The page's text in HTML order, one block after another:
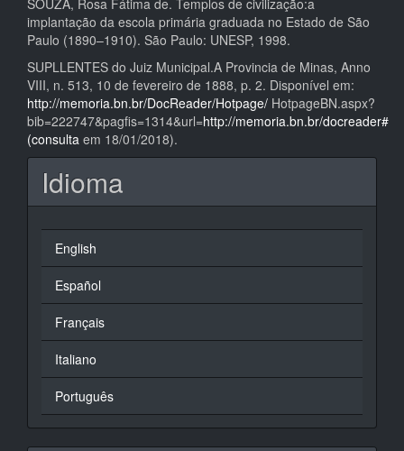
SOUZA, Rosa Fátima de. Templos de civilização:a
implantação da escola primária graduada no Estado de São
Paulo (1890–1910). São Paulo: UNESP, 1998.
SUPLLENTES do Juiz Municipal.A Provincia de Minas, Anno
VIII, n. 513, 10 de fevereiro de 1888, p. 2. Disponível em:
http://memoria.bn.br/DocReader/Hotpage/ HotpageBN.aspx?
bib=222747&pagfis=1314&url=http://memoria.bn.br/docreader#
(consulta em 18/01/2018).
Idioma
English
Español
Français
Italiano
Português